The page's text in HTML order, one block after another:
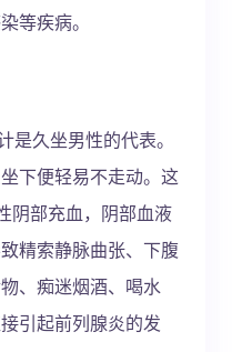
等疾病。
久坐男性的代表。
下便轻易不走动。这
阴部充血，阴部血液
精索静脉曲张、下腹
、痴迷烟酒、喝水
引起前列腺炎的发